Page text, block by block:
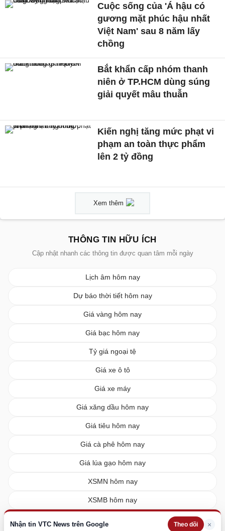
Nhận tin VTC News trên Google Theo dõi ×
Cuộc sống của 'Á hậu có
gương mặt phúc hậu nhất
Việt Nam' sau 8 năm lấy
chồng
Bắt khẩn cấp nhóm thanh
niên ở TP.HCM dùng súng
giải quyết mâu thuẫn
Kiến nghị tăng mức phạt vi
phạm an toàn thực phẩm
lên 2 tỷ đồng
Xem thêm
THÔNG TIN HỮU ÍCH
Cập nhật nhanh các thông tin được quan tâm mỗi ngày
Lịch âm hôm nay
Dự báo thời tiết hôm nay
Giá vàng hôm nay
Giá bạc hôm nay
Tỷ giá ngoại tệ
Giá xe ô tô
Giá xe máy
Giá xăng dầu hôm nay
Giá tiêu hôm nay
Giá cà phê hôm nay
Giá lúa gạo hôm nay
XSMN hôm nay
XSMB hôm nay